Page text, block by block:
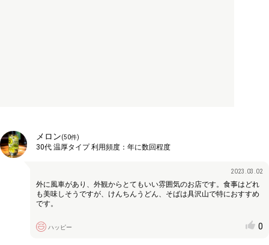
メロン(50件)
30代 温厚タイプ利用頻度： 年に数回程度
2023.03.02
外に風車があり、外観からとてもいい雰囲気のお店です。食事はどれ
も美味しそうですが、けんちんうどん、そばは具沢山で特におすすめ
です。
ハッピー 0